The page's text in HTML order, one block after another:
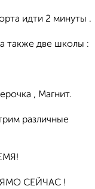
идти 2 минуты .
также две школы :
, Магнит.
различные
СЕЙЧАС !